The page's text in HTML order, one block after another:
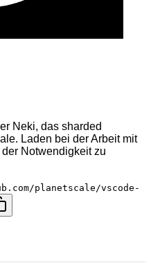
Neki, das sharded
Laden bei der Arbeit mit
Notwendigkeit zu
planetscale/vscode-